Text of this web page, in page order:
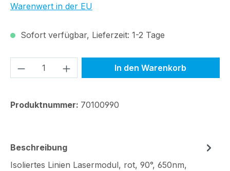
Warenwert in der EU
Sofort verfügbar, Lieferzeit: 1-2 Tage
Produkt Anzahl: Gib denIn den Warenkorb
Produktnummer: 70100990
Beschreibung
Isoliertes Linien Lasermodul, rot, 90°, 650nm,